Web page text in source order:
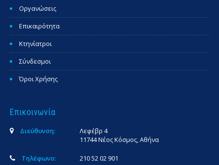
Οργανώσεις
Επικαιρότητα
Κτηνίατροι
Σύνδεσμοι
Όροι Χρήσης
Επικοινωνία
Διεύθυνση:
Λεφέβρ 4
11744 Νέος Κόσμος, Αθήνα
Τηλέφωνο:
210 52 02 901